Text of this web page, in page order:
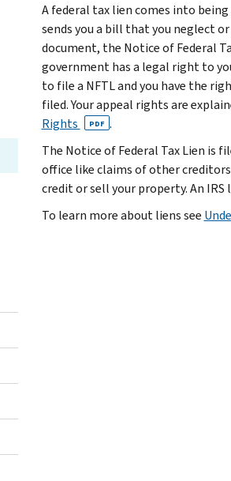
A federal tax lien comes into being
sends you a bill that you neglect
document, the Notice of Federal
government has a legal right to
to file a NFTL and you have the
filed. Your appeal rights are
Rights
PDF .
The Notice of Federal Tax Lien is
office like claims of other
credit or sell your property. An IRS
To learn more about liens see